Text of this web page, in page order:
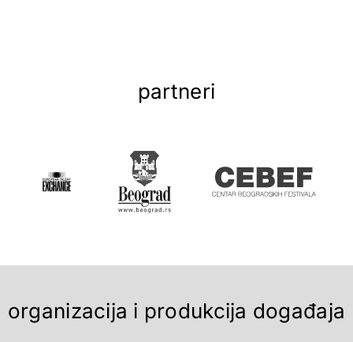
partneri
organizacija i produkcija događaja